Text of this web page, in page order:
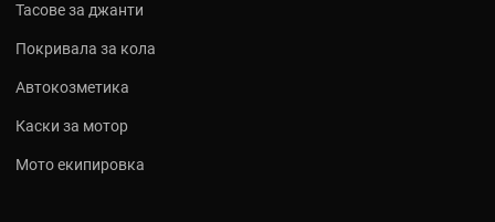
Тасове за джанти
Покривала за кола
Автокозметика
Каски за мотор
Мото екипировка